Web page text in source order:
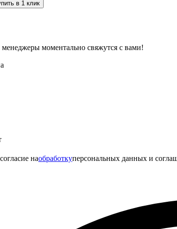
в 1 клик
моментально свяжутся с вами!
наобработкуперсональных данных и